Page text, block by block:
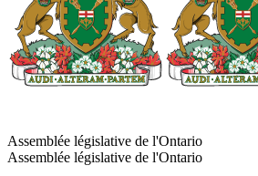
Assemblée législative de l'Ontario
Assemblée législative de l'Ontario